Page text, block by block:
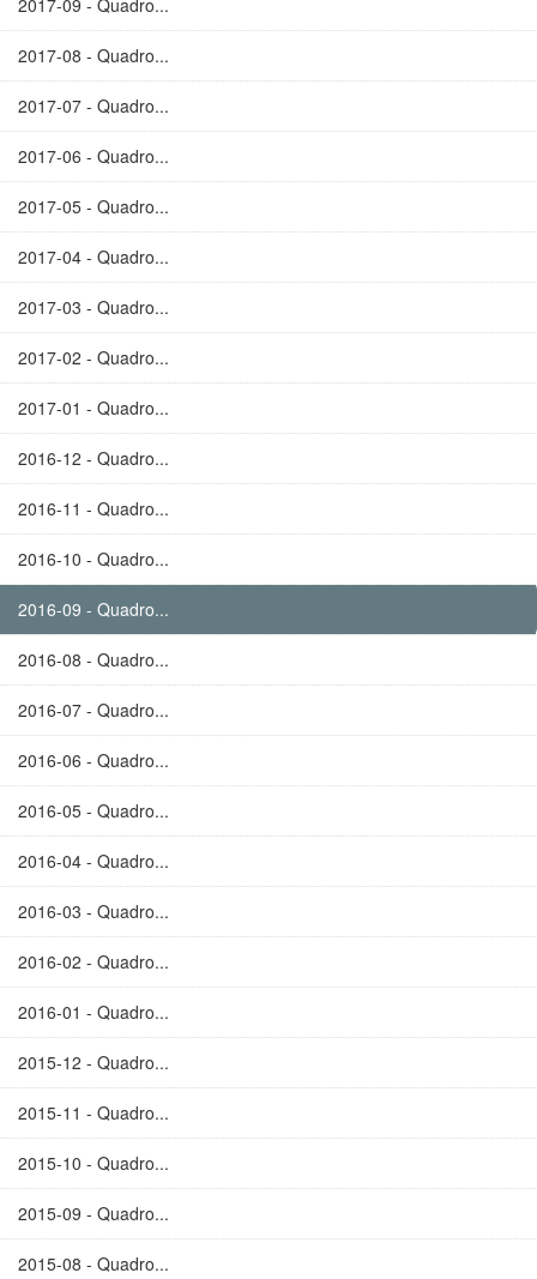
2017-09 - Quadro...
2017-08 - Quadro...
2017-07 - Quadro...
2017-06 - Quadro...
2017-05 - Quadro...
2017-04 - Quadro...
2017-03 - Quadro...
2017-02 - Quadro...
2017-01 - Quadro...
2016-12 - Quadro...
2016-11 - Quadro...
2016-10 - Quadro...
2016-09 - Quadro...
2016-08 - Quadro...
2016-07 - Quadro...
2016-06 - Quadro...
2016-05 - Quadro...
2016-04 - Quadro...
2016-03 - Quadro...
2016-02 - Quadro...
2016-01 - Quadro...
2015-12 - Quadro...
2015-11 - Quadro...
2015-10 - Quadro...
2015-09 - Quadro...
2015-08 - Quadro...